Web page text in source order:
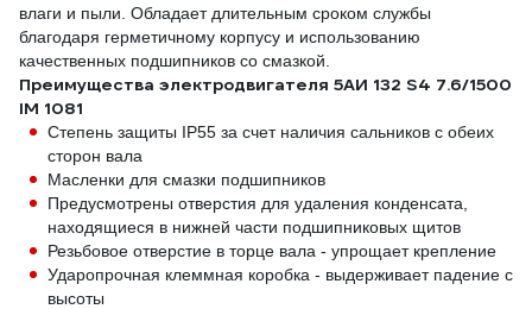
влаги и пыли. Обладает длительным сроком службы
благодаря герметичному корпусу и использованию
качественных подшипников со смазкой.
Преимущества электродвигателя 5АИ 132 S4 7.6/1500
IM 1081
Степень защиты IP55 за счет наличия сальников с обеих
сторон вала
Масленки для смазки подшипников
Предусмотрены отверстия для удаления конденсата,
находящиеся в нижней части подшипниковых щитов
Резьбовое отверстие в торце вала - упрощает крепление
Ударопрочная клеммная коробка - выдерживает падение с
высоты